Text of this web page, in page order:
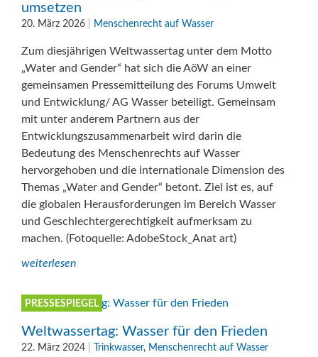
umsetzen
20. März 2026 Menschenrecht auf Wasser
Zum diesjährigen Weltwassertag unter dem Motto
„Water and Gender“ hat sich die AöW an einer
gemeinsamen Pressemitteilung des Forums Umwelt
und Entwicklung/ AG Wasser beteiligt. Gemeinsam
mit unter anderem Partnern aus der
Entwicklungszusammenarbeit wird darin die
Bedeutung des Menschenrechts auf Wasser
hervorgehoben und die internationale Dimension des
Themas „Water and Gender“ betont. Ziel ist es, auf
die globalen Herausforderungen im Bereich Wasser
und Geschlechtergerechtigkeit aufmerksam zu
machen. (Fotoquelle: AdobeStock_Anat art)
weiterlesen
PRESSESPIEGEL
Weltwassertag: Wasser für den Frieden
22. März 2024 Trinkwasser, Menschenrecht auf Wasser